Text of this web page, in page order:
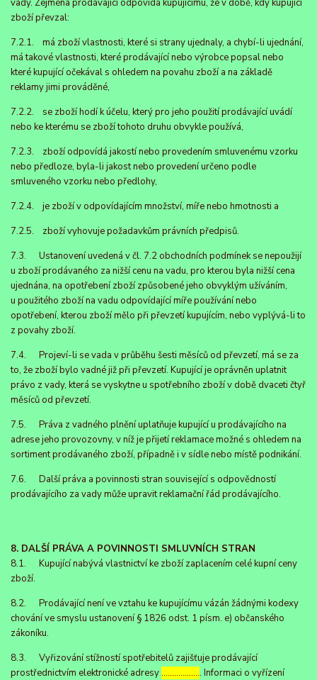
vady. Zejména prodávající odpovídá kupujícímu, že v době, kdy kupující
zboží převzal:
7.2.1. má zboží vlastnosti, které si strany ujednaly, a chybí-li ujednání,
má takové vlastnosti, které prodávající nebo výrobce popsal nebo
které kupující očekával s ohledem na povahu zboží a na základě
reklamy jimi prováděné,
7.2.2. se zboží hodí k účelu, který pro jeho použití prodávající uvádí
nebo ke kterému se zboží tohoto druhu obvykle používá,
7.2.3. zboží odpovídá jakostí nebo provedením smluvenému vzorku
nebo předloze, byla-li jakost nebo provedení určeno podle
smluveného vzorku nebo předlohy,
7.2.4. je zboží v odpovídajícím množství, míře nebo hmotnosti a
7.2.5. zboží vyhovuje požadavkům právních předpisů.
7.3. Ustanovení uvedená v čl. 7.2 obchodních podmínek se nepoužijí
u zboží prodávaného za nižší cenu na vadu, pro kterou byla nižší cena
ujednána, na opotřebení zboží způsobené jeho obvyklým užíváním,
u použitého zboží na vadu odpovídající míře používání nebo
opotřebení, kterou zboží mělo při převzetí kupujícím, nebo vyplývá-li to
z povahy zboží.
7.4. Projeví-li se vada v průběhu šesti měsíců od převzetí, má se za
to, že zboží bylo vadné již při převzetí. Kupující je oprávněn uplatnit
právo z vady, která se vyskytne u spotřebního zboží v době dvaceti čtyř
měsíců od převzetí.
7.5. Práva z vadného plnění uplatňuje kupující u prodávajícího na
adrese jeho provozovny, v níž je přijetí reklamace možné s ohledem na
sortiment prodávaného zboží, případně i v sídle nebo místě podnikání.
7.6. Další práva a povinnosti stran související s odpovědností
prodávajícího za vady může upravit reklamační řád prodávajícího.
8. DALŠÍ PRÁVA A POVINNOSTI SMLUVNÍCH STRAN
8.1. Kupující nabývá vlastnictví ke zboží zaplacením celé kupní ceny
zboží.
8.2. Prodávající není ve vztahu ke kupujícímu vázán žádnými kodexy
chování ve smyslu ustanovení § 1826 odst. 1 písm. e) občanského
zákoníku.
8.3. Vyřizování stížností spotřebitelů zajišťuje prodávající
prostřednictvím elektronické adresy………………. Informaci o vyřízení